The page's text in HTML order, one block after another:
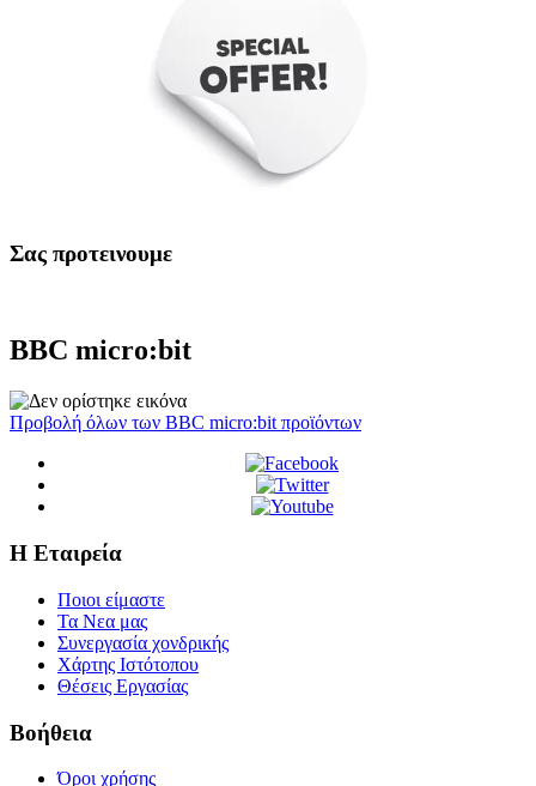
Σας προτεινουμε
BBC micro:bit
Προβολή όλων των BBC micro:bit προϊόντων
Η Εταιρεία
Ποιοι είμαστε
Τα Νεα μας
Συνεργασία χονδρικής
Χάρτης Ιστότοπου
Θέσεις Εργασίας
Βοήθεια
Όροι χρήσης